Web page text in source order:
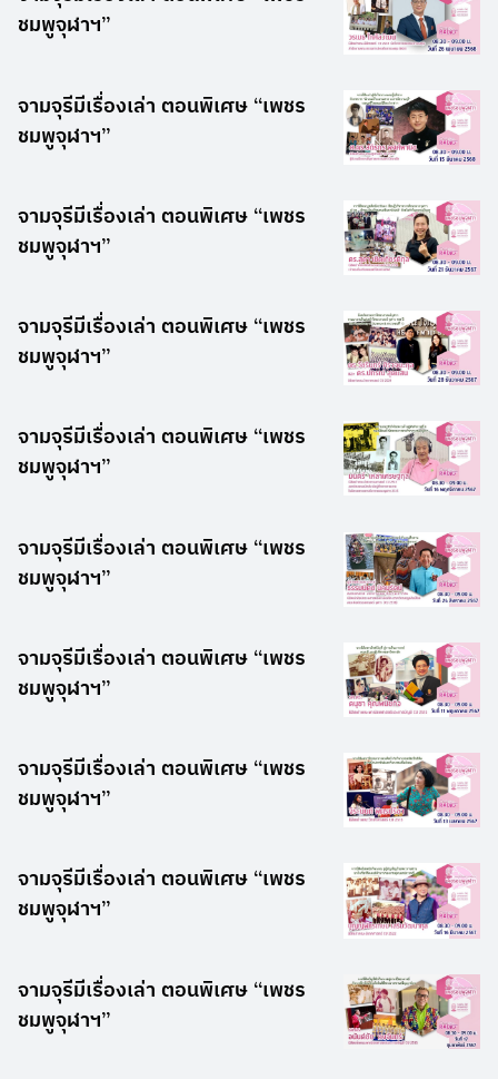
ชมพูจุฬาฯ”
จามจุรีมีเรื่องเล่า ตอนพิเศษ “เพชร
ชมพูจุฬาฯ”
จามจุรีมีเรื่องเล่า ตอนพิเศษ “เพชร
ชมพูจุฬาฯ”
จามจุรีมีเรื่องเล่า ตอนพิเศษ “เพชร
ชมพูจุฬาฯ”
จามจุรีมีเรื่องเล่า ตอนพิเศษ “เพชร
ชมพูจุฬาฯ”
จามจุรีมีเรื่องเล่า ตอนพิเศษ “เพชร
ชมพูจุฬาฯ”
จามจุรีมีเรื่องเล่า ตอนพิเศษ “เพชร
ชมพูจุฬาฯ”
จามจุรีมีเรื่องเล่า ตอนพิเศษ “เพชร
ชมพูจุฬาฯ”
จามจุรีมีเรื่องเล่า ตอนพิเศษ “เพชร
ชมพูจุฬาฯ”
จามจุรีมีเรื่องเล่า ตอนพิเศษ “เพชร
ชมพูจุฬาฯ”